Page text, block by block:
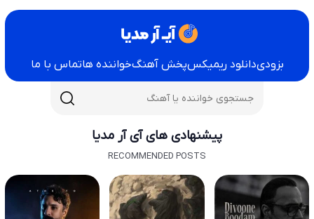
بزودیدانلود ریمیکسپخش آهنگخواننده هاتماس با ما
پیشنهادی های آی آر مدیا
RECOMMENDED POSTS